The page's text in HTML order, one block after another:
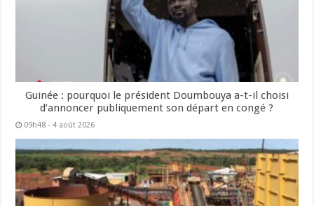
Guinée : pourquoi le président Doumbouya a-t-il choisi
d’annoncer publiquement son départ en congé ?
09h48 - 4 août 2026